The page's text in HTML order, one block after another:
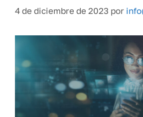
4 de diciembre de 2023 por